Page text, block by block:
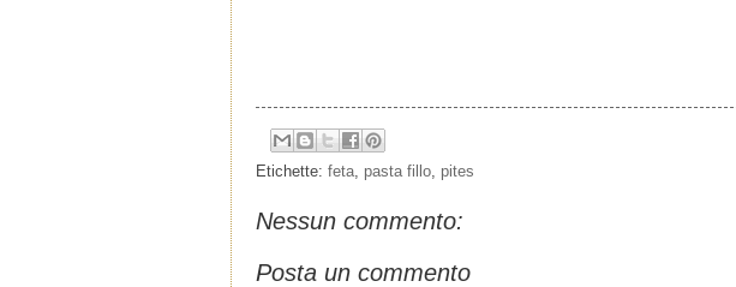
Etichette: feta pasta fillo pites
Nessun commento:
Posta un commento